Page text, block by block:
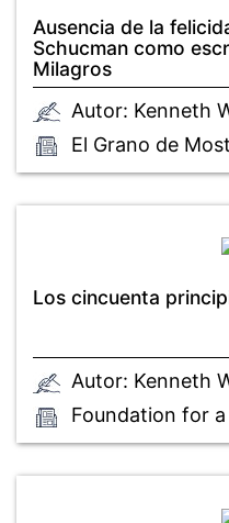
Ausencia de la
Schucman como
Milagros
Autor: Kenneth
El Grano de
Los cincuenta
Autor: Kenneth
Foundation for